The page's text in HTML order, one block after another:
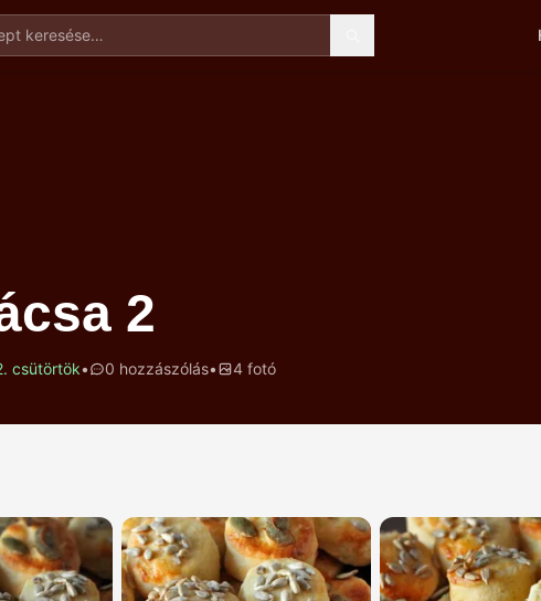
keresése
2
csütörtök• 0 hozzászólás• 4 fotó